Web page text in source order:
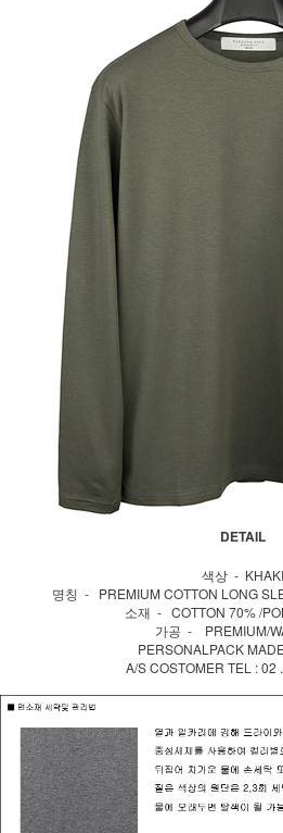
DETAIL
색상 - KHAKI
명칭 - PREMIUM COTTON LONG
소재 - COTTON 70% /
가공 - PREMIUM/
PERSONALPACK
A/S COSTOMER TEL : 02